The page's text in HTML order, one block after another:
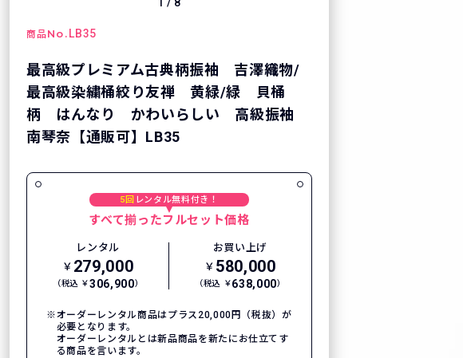
1 / 8
商品No. LB35
最高級プレミアム古典柄振袖 吉澤織物/
最高級染繍桶絞り友禅 黄緑/緑 貝桶
柄 はんなり かわいらしい 高級振袖
南琴奈【通販可】LB35
5回 レンタル無料付き！
すべて揃ったフルセット価格
レンタル
￥ 279,000
（税込 ￥306,900）
お買い上げ
￥ 580,000
（税込 ￥638,000）
オーダーレンタル商品はプラス20,000円（税抜）が
必要となります。
オーダーレンタルとは新品商品を新たにお仕立てす
る商品を言います。